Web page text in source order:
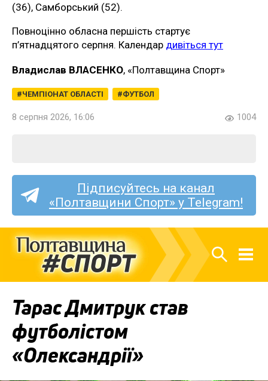
(36), Самборський (52).
Повноцінно обласна першість стартує
п’ятнадцятого серпня. Календар дивіться тут
Владислав ВЛАСЕНКО, «Полтавщина Спорт»
ЧЕМПІОНАТ ОБЛАСТІ ФУТБОЛ
8 серпня 2026, 16:06 1004
Підписуйтесь на канал
«Полтавщини Спорт» у Telegram!
Тарас Дмитрук став
футболістом
«Олександрії»